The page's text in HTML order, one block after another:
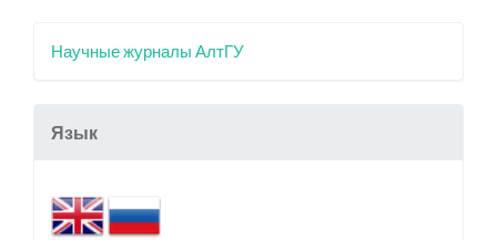
Научные журналы АлтГУ
Язык